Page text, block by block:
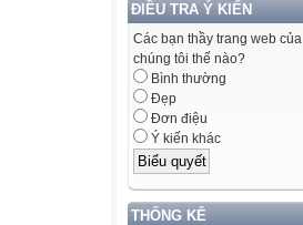
ĐIỀU TRA Ý KIẾN
Các bạn thầy trang web của
chúng tôi thế nào?
Bình thường
Đẹp
Đơn điệu
Ý kiến khác
THỐNG KÊ